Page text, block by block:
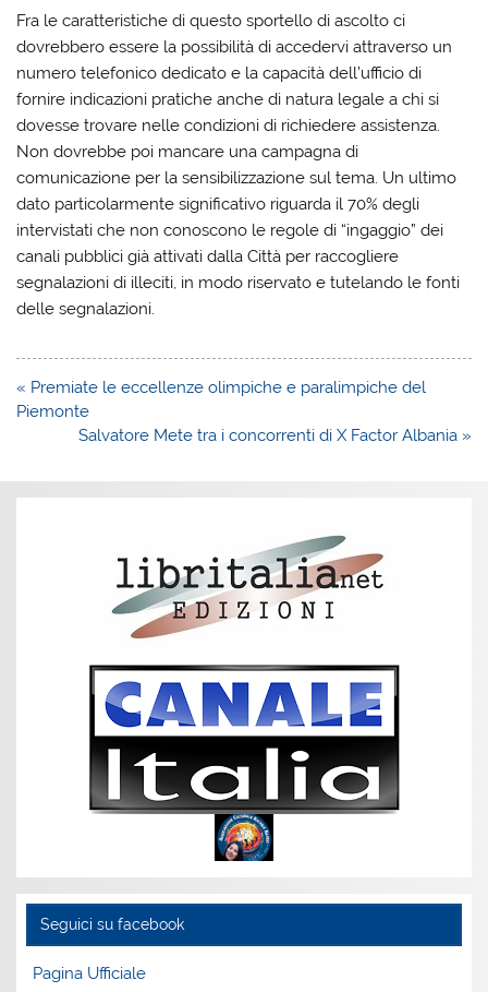
Fra le caratteristiche di questo sportello di ascolto ci
dovrebbero essere la possibilità di accedervi attraverso un
numero telefonico dedicato e la capacità dell’ufficio di
fornire indicazioni pratiche anche di natura legale a chi si
dovesse trovare nelle condizioni di richiedere assistenza.
Non dovrebbe poi mancare una campagna di
comunicazione per la sensibilizzazione sul tema. Un ultimo
dato particolarmente significativo riguarda il 70% degli
intervistati che non conoscono le regole di “ingaggio” dei
canali pubblici già attivati dalla Città per raccogliere
segnalazioni di illeciti, in modo riservato e tutelando le fonti
delle segnalazioni.
Navigazione
articoli
« Premiate le eccellenze olimpiche e paralimpiche del
Piemonte
Salvatore Mete tra i concorrenti di X Factor Albania »
Seguici su facebook
Pagina Ufficiale